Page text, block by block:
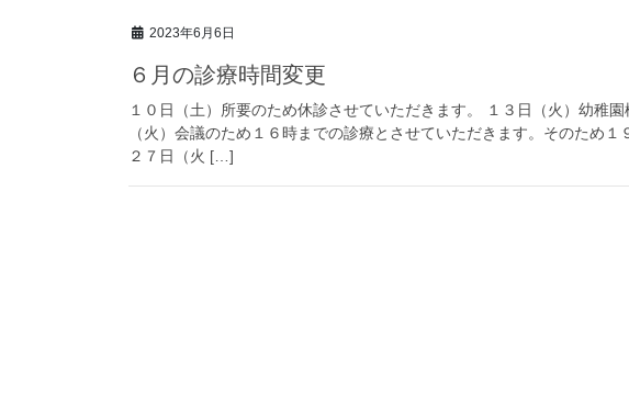
2023年6月6日
６月の診療時間変更
１０日（土）所要のため休診させていただきます。 １３日（火）幼稚
（火）会議のため１６時までの診療とさせていただきます。そのため１
２７日（火 […]